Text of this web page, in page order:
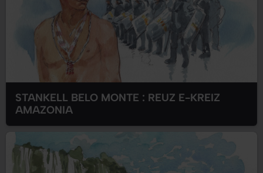
STANKELL BELO MONTE : REUZ E-KREIZ
AMAZONIA